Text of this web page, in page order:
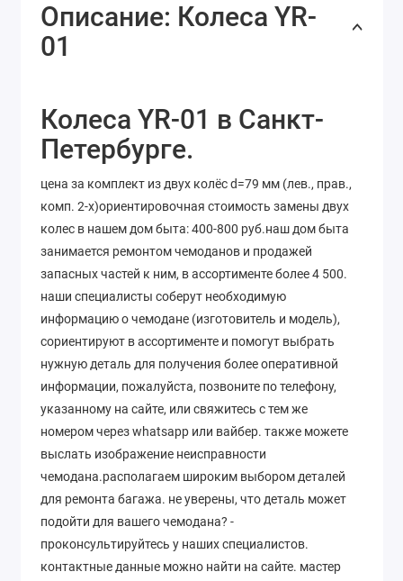
Описание: Колеса YR-
01
Колеса YR-01 в Санкт-
Петербурге.
цена за комплект из двух колёс d=79 мм (лев., прав.,
комп. 2-х)ориентировочная стоимость замены двух
колес в нашем дом быта: 400-800 руб.наш дом быта
занимается ремонтом чемоданов и продажей
запасных частей к ним, в ассортименте более 4 500.
наши специалисты соберут необходимую
информацию о чемодане (изготовитель и модель),
сориентируют в ассортименте и помогут выбрать
нужную деталь для получения более оперативной
информации, пожалуйста, позвоните по телефону,
указанному на сайте, или свяжитесь с тем же
номером через whatsapp или вайбер. также можете
выслать изображение неисправности
чемодана.располагаем широким выбором деталей
для ремонта багажа. не уверены, что деталь может
подойти для вашего чемодана? -
проконсультируйтесь у наших специалистов.
контактные данные можно найти на сайте. мастер